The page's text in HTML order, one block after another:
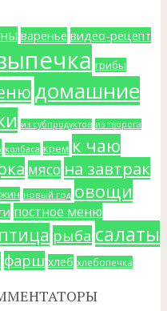
варенье видео-рецепт
грибы
домашние
из субпродуктов из творога
колбаса крем к чаю
мясо на завтрак
новый год овощи
постное меню
птица рыба салаты
фарш хлеб хлебопечка